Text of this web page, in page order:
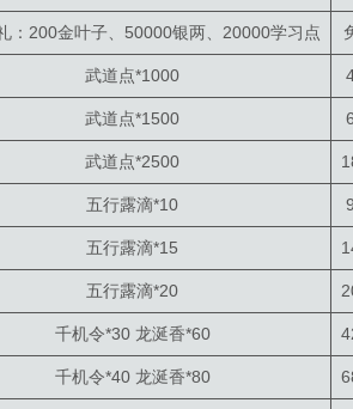
：200金叶子、50000银两、20000学习点
武道点*1000
武道点*1500
武道点*2500
五行露滴*10
五行露滴*15
五行露滴*20
千机令*30 龙涎香*60
千机令*40 龙涎香*80